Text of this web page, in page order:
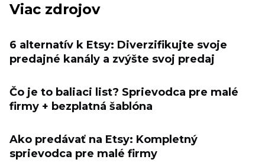
Viac zdrojov
6 alternatív k Etsy: Diverzifikujte svoje
predajné kanály a zvýšte svoj predaj
Čo je to baliaci list? Sprievodca pre malé
firmy + bezplatná šablóna
Ako predávať na Etsy: Kompletný
sprievodca pre malé firmy